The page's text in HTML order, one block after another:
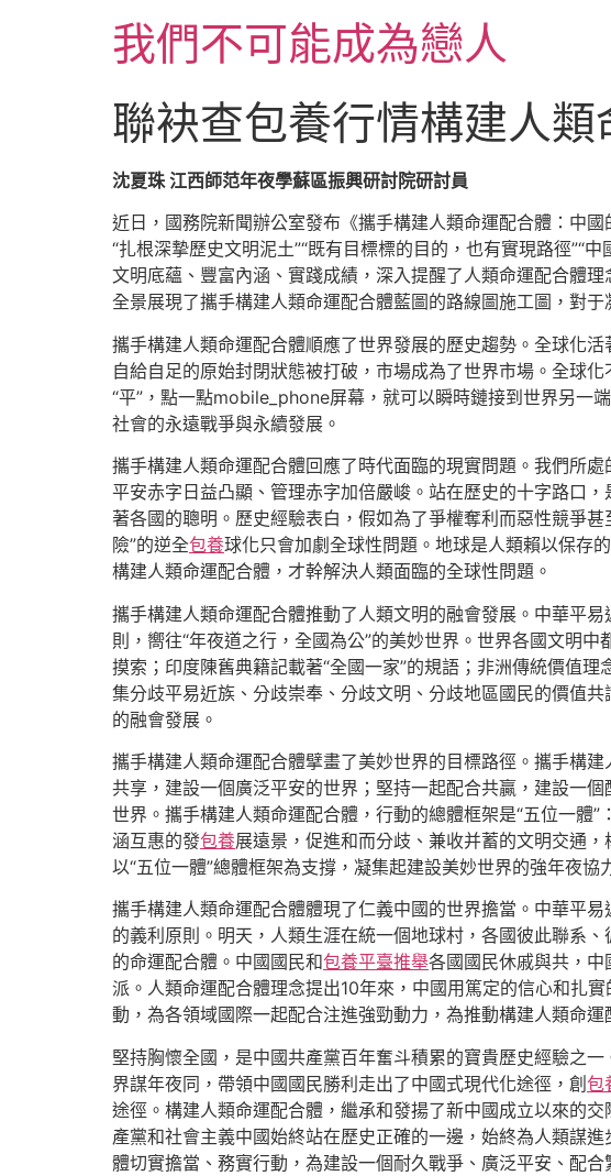
我們不可能成為戀人
聯袂查包養行情構建人
沈夏珠 江西師范年夜學蘇區振興研討院研討員
近日，國務院新聞辦公室發布《攜手構建人類命運配合體：中
“扎根深摯歷史文明泥土”“既有目標標的目的，也有實現路徑”“
文明底蘊、豐富內涵、實踐成績，深入提醒了人類命運配合體
全景展現了攜手構建人類命運配合體藍圖的路線圖施工圖，對
攜手構建人類命運配合體順應了世界發展的歷史趨勢。全球化
自給自足的原始封閉狀態被打破，市場成為了世界市場。全球
“平”，點一點mobile_phone屏幕，就可以瞬時鏈接到世界另一
社會的永遠戰爭與永續發展。
攜手構建人類命運配合體回應了時代面臨的現實問題。我們所
平安赤字日益凸顯、管理赤字加倍嚴峻。站在歷史的十字路口
著各國的聰明。歷史經驗表白，假如為了爭權奪利而惡性競爭
險”的逆全包養球化只會加劇全球性問題。地球是人類賴以保存
構建人類命運配合體，才幹解決人類面臨的全球性問題。
攜手構建人類命運配合體推動了人類文明的融會發展。中華平
則，嚮往“年夜道之行，全國為公”的美妙世界。世界各國文明
摸索；印度陳舊典籍記載著“全國一家”的規語；非洲傳統價值
集分歧平易近族、分歧崇奉、分歧文明、分歧地區國民的價值
的融會發展。
攜手構建人類命運配合體擘畫了美妙世界的目標路徑。攜手構
共享，建設一個廣泛平安的世界；堅持一起配合共贏，建設一
世界。攜手構建人類命運配合體，行動的總體框架是“五位一體
涵互惠的發包養展遠景，促進和而分歧、兼收并蓄的文明交通
以“五位一體”總體框架為支撐，凝集起建設美妙世界的強年夜協
攜手構建人類命運配合體體現了仁義中國的世界擔當。中華平
的義利原則。明天，人類生涯在統一個地球村，各國彼此聯系
的命運配合體。中國國民和包養平臺推舉各國國民休戚與共，
派。人類命運配合體理念提出10年來，中國用篤定的信心和扎
動，為各領域國際一起配合注進強勁動力，為推動構建人類命運
堅持胸懷全國，是中國共產黨百年奮斗積累的寶貴歷史經驗之
界謀年夜同，帶領中國國民勝利走出了中國式現代化途徑，創 包
途徑。構建人類命運配合體，繼承和發揚了新中國成立以來的
產黨和社會主義中國始終站在歷史正確的一邊，始終為人類謀
體切實擔當、務實行動，為建設一個耐久戰爭、廣泛平安、配